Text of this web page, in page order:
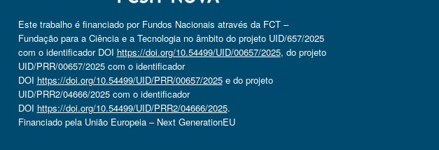
Este trabalho é financiado por Fundos Nacionais através da FCT –
Fundação para a Ciência e a Tecnologia no âmbito do projeto UID/657/2025
com o identificador DOI https://doi.org/10.54499/UID/00657/2025, do projeto
UID/PRR/00657/2025 com o identificador
DOI https://doi.org/10.54499/UID/PRR/00657/2025e do projeto
UID/PRR2/04666/2025 com o identificador
DOI https://doi.org/10.54499/UID/PRR2/04666/2025.
Financiado pela União Europeia – Next GenerationEU